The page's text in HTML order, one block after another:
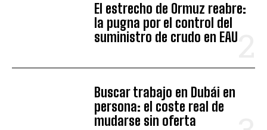
El estrecho de Ormuz reabre:
la pugna por el control del
suministro de crudo en EAU
Buscar trabajo en Dubái en
persona: el coste real de
mudarse sin oferta